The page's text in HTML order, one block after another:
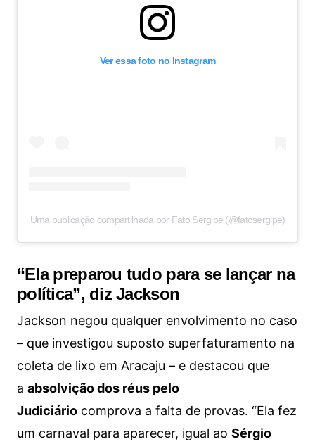
Ver essa foto no Instagram
Uma publicação compartilhada por Fato Sergipe (@fatosergipe)
“Ela preparou tudo para se lançar na
política”, diz Jackson
Jackson negou qualquer envolvimento no caso
– que investigou suposto superfaturamento na
coleta de lixo em Aracaju – e destacou que
a absolvição dos réus pelo
Judiciário comprova a falta de provas. “Ela fez
um carnaval para aparecer, igual ao Sérgio